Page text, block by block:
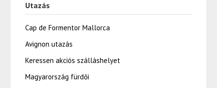
Utazás
Cap de Formentor Mallorca
Avignon utazás
Keressen akciós szálláshelyet
Magyarország fürdői